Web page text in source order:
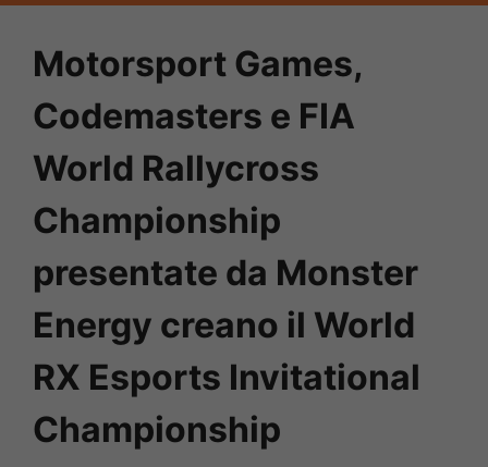
Motorsport Games,
Codemasters e FIA
World Rallycross
Championship
presentate da Monster
Energy creano il World
RX Esports Invitational
Championship